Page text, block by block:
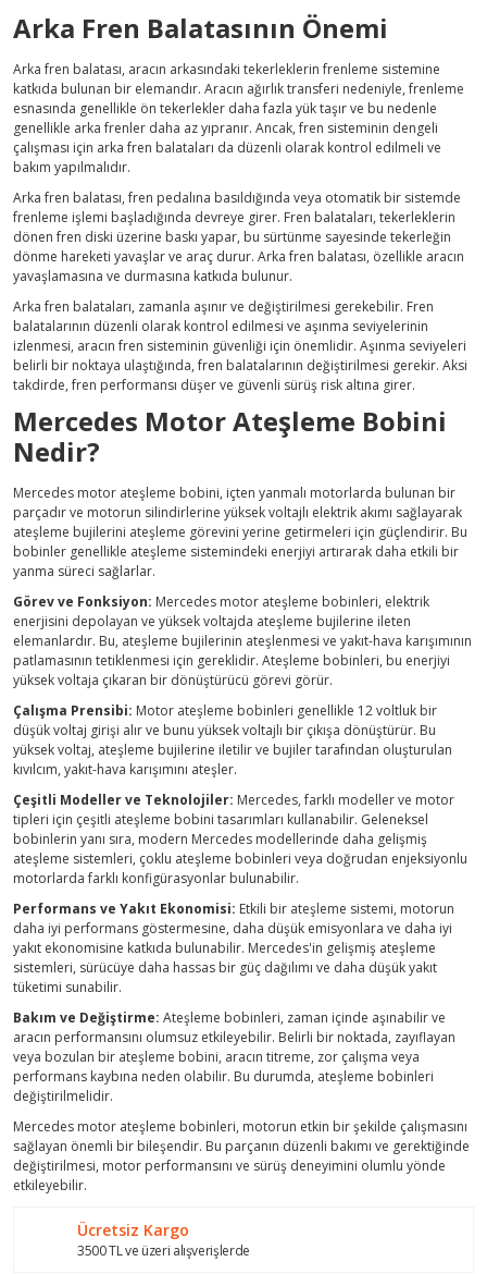
Arka Fren Balatasının Önemi
Arka fren balatası, aracın arkasındaki tekerleklerin frenleme sistemine
katkıda bulunan bir elemandır. Aracın ağırlık transferi nedeniyle, frenleme
esnasında genellikle ön tekerlekler daha fazla yük taşır ve bu nedenle
genellikle arka frenler daha az yıpranır. Ancak, fren sisteminin dengeli
çalışması için arka fren balataları da düzenli olarak kontrol edilmeli ve
bakım yapılmalıdır.
Arka fren balatası, fren pedalına basıldığında veya otomatik bir sistemde
frenleme işlemi başladığında devreye girer. Fren balataları, tekerleklerin
dönen fren diski üzerine baskı yapar, bu sürtünme sayesinde tekerleğin
dönme hareketi yavaşlar ve araç durur. Arka fren balatası, özellikle aracın
yavaşlamasına ve durmasına katkıda bulunur.
Arka fren balataları, zamanla aşınır ve değiştirilmesi gerekebilir. Fren
balatalarının düzenli olarak kontrol edilmesi ve aşınma seviyelerinin
izlenmesi, aracın fren sisteminin güvenliği için önemlidir. Aşınma seviyeleri
belirli bir noktaya ulaştığında, fren balatalarının değiştirilmesi gerekir. Aksi
takdirde, fren performansı düşer ve güvenli sürüş risk altına girer.
Mercedes Motor Ateşleme Bobini
Nedir?
Mercedes motor ateşleme bobini, içten yanmalı motorlarda bulunan bir
parçadır ve motorun silindirlerine yüksek voltajlı elektrik akımı sağlayarak
ateşleme bujilerini ateşleme görevini yerine getirmeleri için güçlendirir. Bu
bobinler genellikle ateşleme sistemindeki enerjiyi artırarak daha etkili bir
yanma süreci sağlarlar.
Görev ve Fonksiyon: Mercedes motor ateşleme bobinleri, elektrik
enerjisini depolayan ve yüksek voltajda ateşleme bujilerine ileten
elemanlardır. Bu, ateşleme bujilerinin ateşlenmesi ve yakıt-hava karışımının
patlamasının tetiklenmesi için gereklidir. Ateşleme bobinleri, bu enerjiyi
yüksek voltaja çıkaran bir dönüştürücü görevi görür.
Çalışma Prensibi: Motor ateşleme bobinleri genellikle 12 voltluk bir
düşük voltaj girişi alır ve bunu yüksek voltajlı bir çıkışa dönüştürür. Bu
yüksek voltaj, ateşleme bujilerine iletilir ve bujiler tarafından oluşturulan
kıvılcım, yakıt-hava karışımını ateşler.
Çeşitli Modeller ve Teknolojiler: Mercedes, farklı modeller ve motor
tipleri için çeşitli ateşleme bobini tasarımları kullanabilir. Geleneksel
bobinlerin yanı sıra, modern Mercedes modellerinde daha gelişmiş
ateşleme sistemleri, çoklu ateşleme bobinleri veya doğrudan enjeksiyonlu
motorlarda farklı konfigürasyonlar bulunabilir.
Performans ve Yakıt Ekonomisi: Etkili bir ateşleme sistemi, motorun
daha iyi performans göstermesine, daha düşük emisyonlara ve daha iyi
yakıt ekonomisine katkıda bulunabilir. Mercedes'in gelişmiş ateşleme
sistemleri, sürücüye daha hassas bir güç dağılımı ve daha düşük yakıt
tüketimi sunabilir.
Bakım ve Değiştirme: Ateşleme bobinleri, zaman içinde aşınabilir ve
aracın performansını olumsuz etkileyebilir. Belirli bir noktada, zayıflayan
veya bozulan bir ateşleme bobini, aracın titreme, zor çalışma veya
performans kaybına neden olabilir. Bu durumda, ateşleme bobinleri
değiştirilmelidir.
Mercedes motor ateşleme bobinleri, motorun etkin bir şekilde çalışmasını
sağlayan önemli bir bileşendir. Bu parçanın düzenli bakımı ve gerektiğinde
değiştirilmesi, motor performansını ve sürüş deneyimini olumlu yönde
etkileyebilir.
Ücretsiz Kargo
3500 TL ve üzeri alışverişlerde